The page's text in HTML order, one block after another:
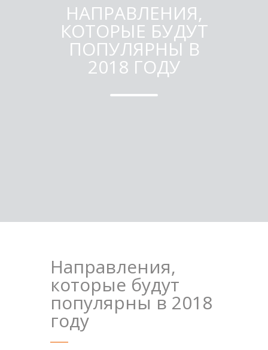
НАПРАВЛЕНИЯ,
КОТОРЫЕ БУДУТ
ПОПУЛЯРНЫ В
2018 ГОДУ
Направления,
которые будут
популярны в 2018
году